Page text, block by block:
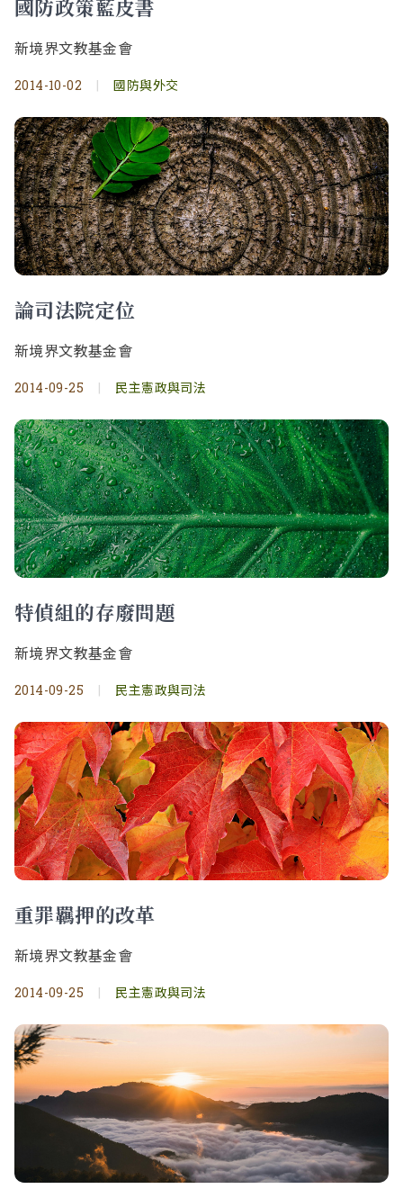
國防政策藍皮書
新境界文教基金會
2014-10-02 | 國防與外交
論司法院定位
新境界文教基金會
2014-09-25 | 民主憲政與司法
特偵組的存廢問題
新境界文教基金會
2014-09-25 | 民主憲政與司法
重罪羈押的改革
新境界文教基金會
2014-09-25 | 民主憲政與司法